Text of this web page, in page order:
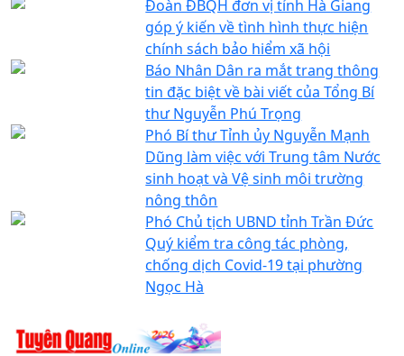
Đoàn ĐBQH đơn vị tỉnh Hà Giang
góp ý kiến về tình hình thực hiện
chính sách bảo hiểm xã hội
Báo Nhân Dân ra mắt trang thông
tin đặc biệt về bài viết của Tổng Bí
thư Nguyễn Phú Trọng
Phó Bí thư Tỉnh ủy Nguyễn Mạnh
Dũng làm việc với Trung tâm Nước
sinh hoạt và Vệ sinh môi trường
nông thôn
Phó Chủ tịch UBND tỉnh Trần Đức
Quý kiểm tra công tác phòng,
chống dịch Covid-19 tại phường
Ngọc Hà